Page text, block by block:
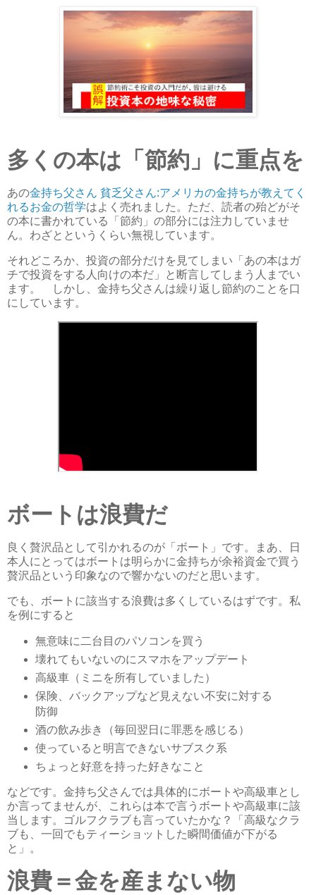
多くの本は「節約」に重点を
あの金持ち父さん 貧乏父さん:アメリカの金持ちが教えてく
れるお金の哲学はよく売れました。ただ、読者の殆どがそ
の本に書かれている「節約」の部分には注力していませ
ん。わざとというくらい無視しています。
それどころか、投資の部分だけを見てしまい「あの本はガ
チで投資をする人向けの本だ」と断言してしまう人までい
ます。 しかし、金持ち父さんは繰り返し節約のことを口
にしています。
ボートは浪費だ
良く贅沢品として引かれるのが「ボート」です。まあ、日
本人にとってはボートは明らかに金持ちが余裕資金で買う
贅沢品という印象なので響かないのだと思います。
でも、ボートに該当する浪費は多くしているはずです。私
を例にすると
無意味に二台目のパソコンを買う
壊れてもいないのにスマホをアップデート
高級車（ミニを所有していました）
保険、バックアップなど見えない不安に対する
防御
酒の飲み歩き（毎回翌日に罪悪を感じる）
使っていると明言できないサブスク系
ちょっと好意を持った好きなこと
などです。金持ち父さんでは具体的にボートや高級車とし
か言ってませんが、これらは本で言うボートや高級車に該
当します。ゴルフクラブも言っていたかな？「高級なクラ
ブも、一回でもティーショットした瞬間価値が下がる
と」。
浪費＝金を産まない物